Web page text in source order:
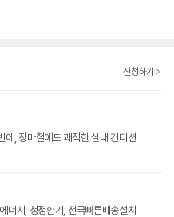
신청하기
에, 장마철에도 쾌적한 실내 컨디션
너지, 청정환기, 전국빠른배송설치